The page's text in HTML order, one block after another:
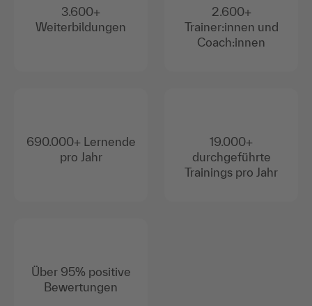
3.600+
Weiterbildungen
690.000+ Lernende
pro Jahr
Über 95% positive
Bewertungen
2.600+
Trainer:innen und
Coach:innen
19.000+
durchgeführte
Trainings pro Jahr